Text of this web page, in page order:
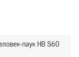
паук НВ S60